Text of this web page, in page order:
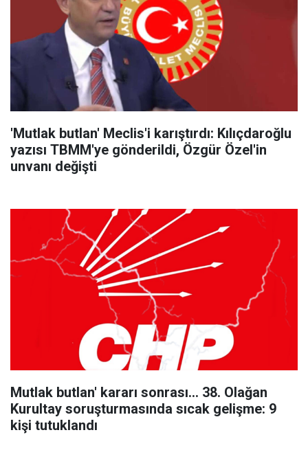
'Mutlak butlan' Meclis'i karıştırdı: Kılıçdaroğlu
yazısı TBMM'ye gönderildi, Özgür Özel'in
unvanı değişti
Mutlak butlan' kararı sonrası... 38. Olağan
Kurultay soruşturmasında sıcak gelişme: 9
kişi tutuklandı